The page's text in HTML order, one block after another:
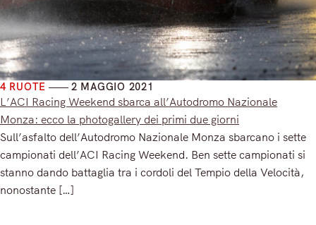
4 RUOTE 2 MAGGIO 2021
L’ACI Racing Weekend sbarca all’Autodromo Nazionale
Monza: ecco la photogallery dei primi due giorni
Sull’asfalto dell’Autodromo Nazionale Monza sbarcano i sette
campionati dell’ACI Racing Weekend. Ben sette campionati si
stanno dando battaglia tra i cordoli del Tempio della Velocità,
nonostante […]